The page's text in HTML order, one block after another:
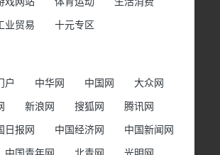
业贸易 十元专区
户 中华网 中国网
大众网
新浪网 搜狐网
腾讯网
日报网 中国经济网
中国新闻网